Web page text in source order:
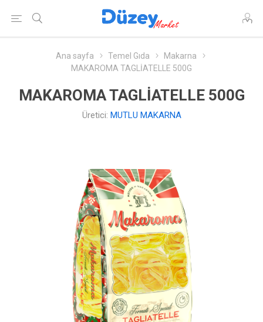
Ana sayfa Temel Gıda
Makarna
MAKAROMA TAGLİATELLE 500G
MAKAROMA TAGLİATELLE 500G
Üretici: MUTLU MAKARNA